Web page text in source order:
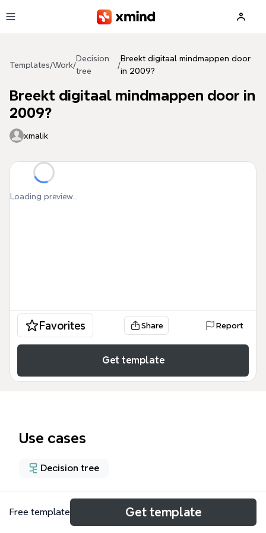
Templates/Work/
Decision
tree
/
Breekt digitaal mindmappen door
in 2009?
Breekt digitaal mindmappen door in
2009?
xmalik
Loading preview...
Favorites Share Report
Get template
Use cases
Decision tree
About
Free template Get template